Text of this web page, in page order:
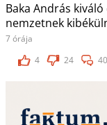
Baka András
nemzetnek
7 órája
4
24 40